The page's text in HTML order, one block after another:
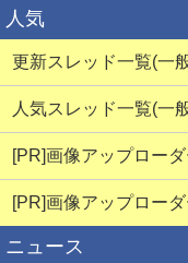
人気
更新スレッド一覧(一
人気スレッド一覧(一
[PR]画像アップロー
[PR]画像アップロー
ニュース